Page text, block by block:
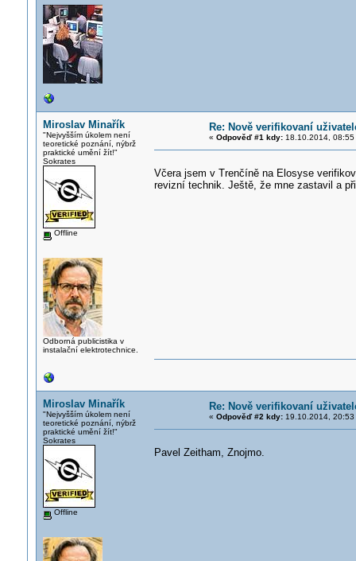
Miroslav Minařík
"Nejvyšším úkolem není
teoretické poznání, nýbrž
praktické umění žít!"
Sokrates
Offline
Odborná publicistika v
instalační elektrotechnice.
Re: Nově verifikovaní
« Odpověď #1 kdy:18.10.2014, 08:55
Včera jsem v Trenčíně na Elosyse
revizní technik. Ještě, že mne zastavil a
Miroslav Minařík
"Nejvyšším úkolem není
teoretické poznání, nýbrž
praktické umění žít!"
Sokrates
Offline
Re: Nově verifikovaní
« Odpověď #2 kdy:19.10.2014, 20:53
Pavel Zeitham, Znojmo.